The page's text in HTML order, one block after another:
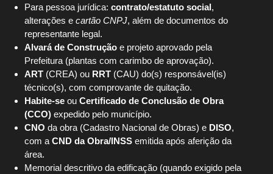
Para pessoa jurídica: contrato/estatuto social ,
alterações e cartão CNPJ, além de documentos do
representante legal.
Alvará de Construção e projeto aprovado pela
Prefeitura (plantas com carimbo de aprovação).
ART (CREA) ou RRT (CAU) do(s) responsável(is)
técnico(s), com comprovante de quitação.
Habite-se ou Certificado de Conclusão de Obra
(CCO) expedido pelo município.
CNO da obra (Cadastro Nacional de Obras) e DISO,
com aCND da Obra/INSS emitida após aferição da
área.
Memorial descritivo da edificação (quando exigido pela